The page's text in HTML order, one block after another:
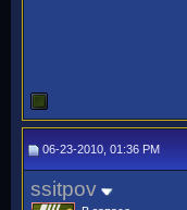
06-23-2010, 01:36 PM
ssitpov